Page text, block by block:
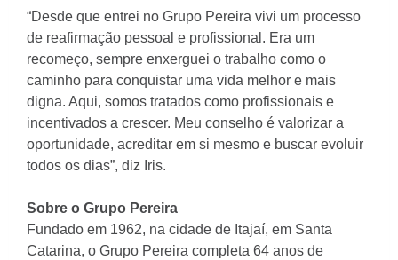
“Desde que entrei no Grupo Pereira vivi um processo
de reafirmação pessoal e profissional. Era um
recomeço, sempre enxerguei o trabalho como o
caminho para conquistar uma vida melhor e mais
digna. Aqui, somos tratados como profissionais e
incentivados a crescer. Meu conselho é valorizar a
oportunidade, acreditar em si mesmo e buscar evoluir
todos os dias”, diz Iris.
Sobre o Grupo Pereira
Fundado em 1962, na cidade de Itajaí, em Santa
Catarina, o Grupo Pereira completa 64 anos de